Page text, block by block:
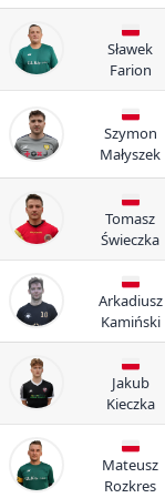
Sławek
Farion
Szymon
Małyszek
Tomasz
Świeczka
Arkadiusz
Kamiński
Jakub
Kieczka
Mateusz
Rozkres